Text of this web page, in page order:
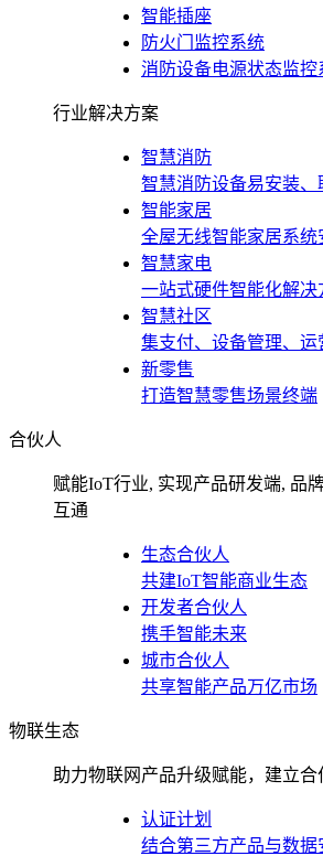
智能插座
防火门监控系统
消防设备电源状态监控
行业解决方案
智慧消防
智慧消防设备易安装、
智能家居
全屋无线智能家居系统
智慧家电
一站式硬件智能化解决
智慧社区
集支付、设备管理、运
新零售
打造智慧零售场景终端
合伙人
赋能IoT行业, 实现产品研发端, 品
互通
生态合伙人
共建IoT智能商业生态
开发者合伙人
携手智能未来
城市合伙人
共享智能产品万亿市场
物联生态
助力物联网产品升级赋能，建立合
认证计划
结合第三方产品与数据